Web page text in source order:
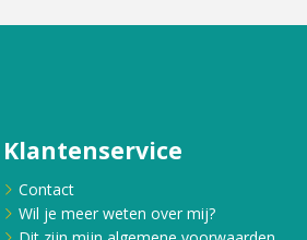
Klantenservice
Contact
Wil je meer weten over mij?